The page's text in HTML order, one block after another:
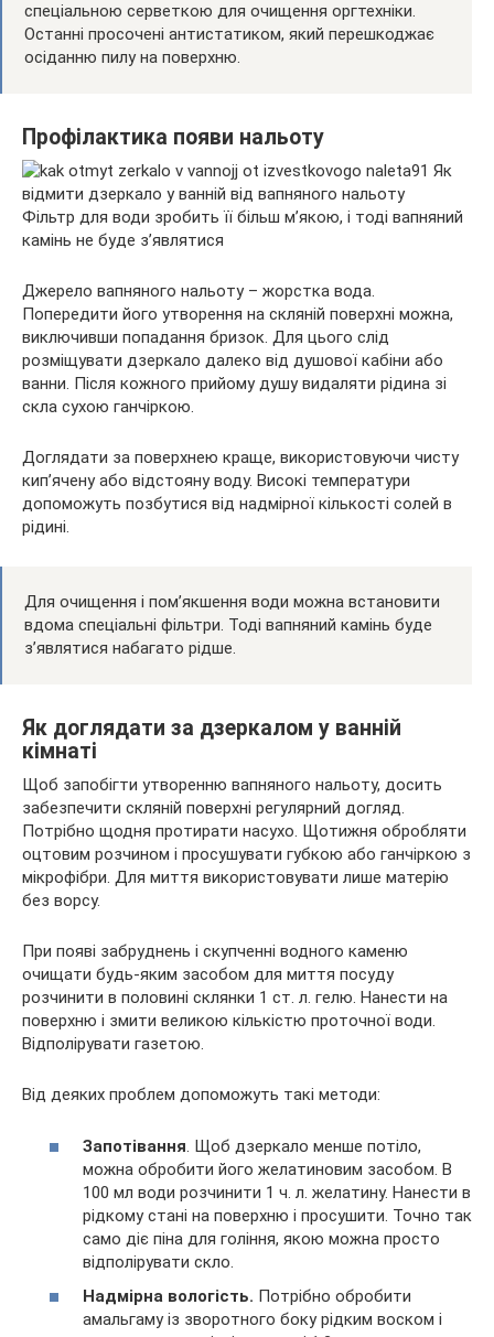
спеціальною серветкою для очищення оргтехніки.
Останні просочені антистатиком, який перешкоджає
осіданню пилу на поверхню.
Профілактика появи нальоту
Фільтр для води зробить її більш м’якою, і тоді вапняний
камінь не буде з’являтися
Джерело вапняного нальоту – жорстка вода.
Попередити його утворення на скляній поверхні можна,
виключивши попадання бризок. Для цього слід
розміщувати дзеркало далеко від душової кабіни або
ванни. Після кожного прийому душу видаляти рідина зі
скла сухою ганчіркою.
Доглядати за поверхнею краще, використовуючи чисту
кип’ячену або відстояну воду. Високі температури
допоможуть позбутися від надмірної кількості солей в
рідині.
Для очищення і пом’якшення води можна встановити
вдома спеціальні фільтри. Тоді вапняний камінь буде
з’являтися набагато рідше.
Як доглядати за дзеркалом у ванній
кімнаті
Щоб запобігти утворенню вапняного нальоту, досить
забезпечити скляній поверхні регулярний догляд.
Потрібно щодня протирати насухо. Щотижня обробляти
оцтовим розчином і просушувати губкою або ганчіркою з
мікрофібри. Для миття використовувати лише матерію
без ворсу.
При появі забруднень і скупченні водного каменю
очищати будь-яким засобом для миття посуду
розчинити в половині склянки 1 ст. л. гелю. Нанести на
поверхню і змити великою кількістю проточної води.
Відполірувати газетою.
Від деяких проблем допоможуть такі методи:
Запотівання. Щоб дзеркало менше потіло,
можна обробити його желатиновим засобом. В
100 мл води розчинити 1 ч. л. желатину. Нанести в
рідкому стані на поверхню і просушити. Точно так
само діє піна для гоління, якою можна просто
відполірувати скло.
Надмірна вологість. Потрібно обробити
амальгаму із зворотного боку рідким воском і